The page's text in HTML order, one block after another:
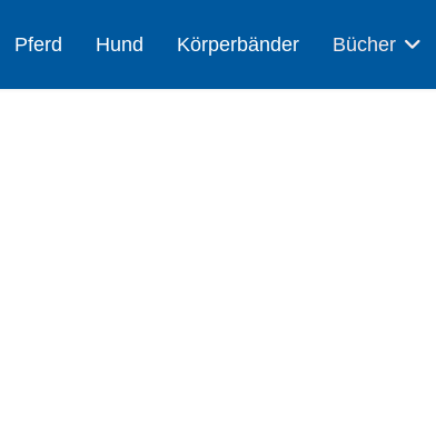
Pferd Hund Körperbänder Bücher